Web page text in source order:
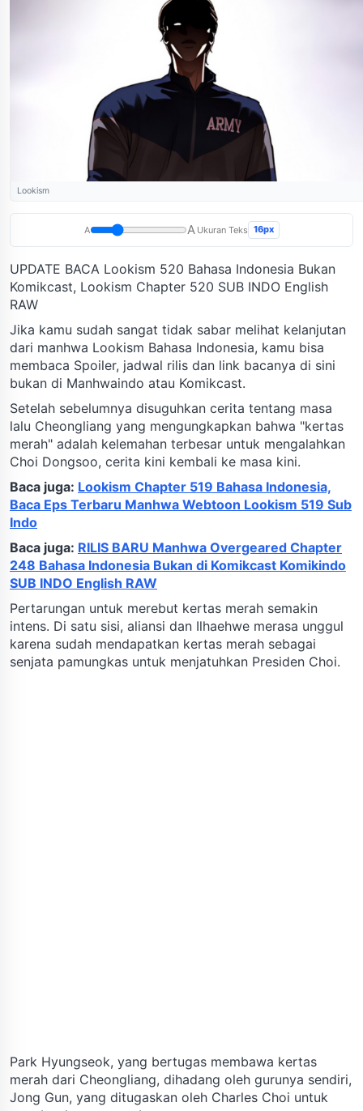
Lookism
A A Ukuran Teks 16px
UPDATE BACA Lookism 520 Bahasa Indonesia Bukan
Komikcast, Lookism Chapter 520 SUB INDO English
RAW
Jika kamu sudah sangat tidak sabar melihat kelanjutan
dari manhwa Lookism Bahasa Indonesia, kamu bisa
membaca Spoiler, jadwal rilis dan link bacanya di sini
bukan di Manhwaindo atau Komikcast.
Setelah sebelumnya disuguhkan cerita tentang masa
lalu Cheongliang yang mengungkapkan bahwa "kertas
merah" adalah kelemahan terbesar untuk mengalahkan
Choi Dongsoo, cerita kini kembali ke masa kini.
Baca juga: Lookism Chapter 519 Bahasa Indonesia,
Baca Eps Terbaru Manhwa Webtoon Lookism 519 Sub
Indo
Baca juga: RILIS BARU Manhwa Overgeared Chapter
248 Bahasa Indonesia Bukan di Komikcast Komikindo
SUB INDO English RAW
Pertarungan untuk merebut kertas merah semakin
intens. Di satu sisi, aliansi dan Ilhaehwe merasa unggul
karena sudah mendapatkan kertas merah sebagai
senjata pamungkas untuk menjatuhkan Presiden Choi.
Park Hyungseok, yang bertugas membawa kertas
merah dari Cheongliang, dihadang oleh gurunya sendiri,
Jong Gun, yang ditugaskan oleh Charles Choi untuk